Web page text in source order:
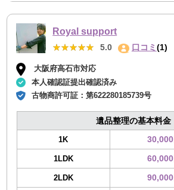
Royal support
★★★★★
★★★★★ 5.0 口コミ(1)
大阪府高石市対応
本人確認証提出確認済み
古物商許可証：第622280185739号
遺品整理の基本料金
1K 30,000
1LDK 60,000
2LDK 90,000